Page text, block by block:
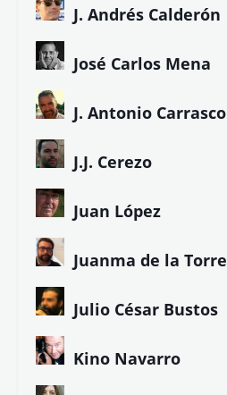
J. Andrés Calderón
José Carlos Mena
J. Antonio Carrasco
J.J. Cerezo
Juan López
Juanma de la Torre
Julio César Bustos
Kino Navarro